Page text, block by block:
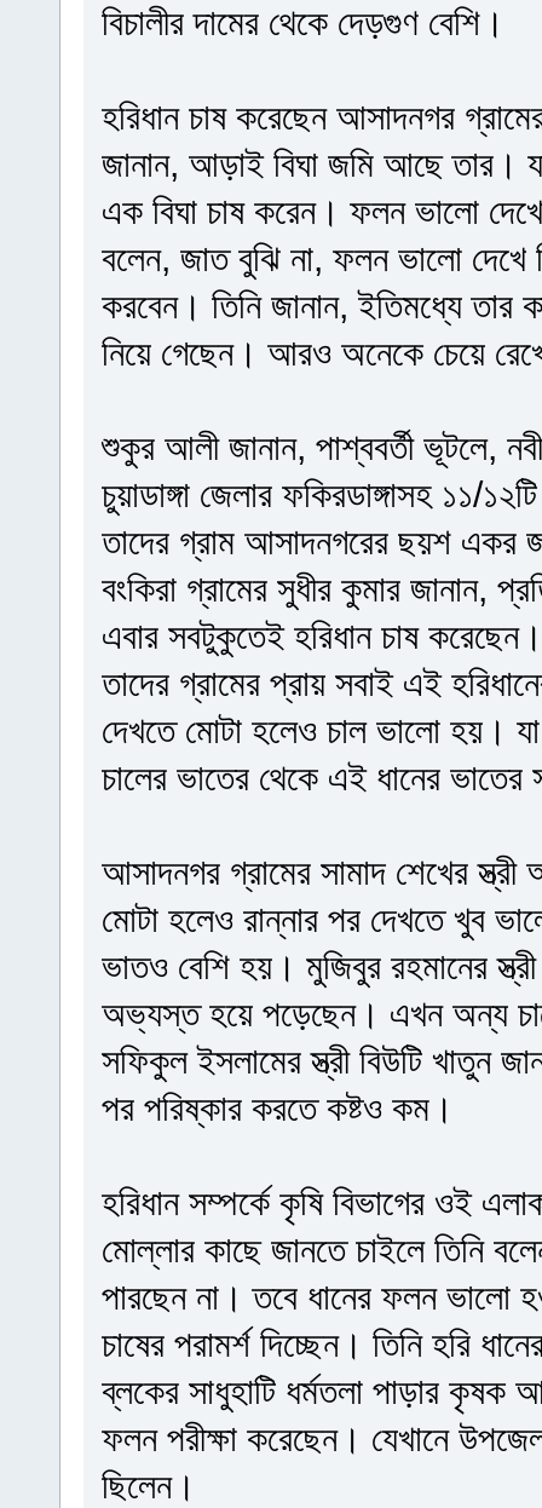
বিচালীর দামের থেকে দেড়গুণ বেশি।
হরিধান চাষ করেছেন আসাদনগর
জানান, আড়াই বিঘা জমি আছে তার।
এক বিঘা চাষ করেন। ফলন ভালো
বলেন, জাত বুঝি না, ফলন ভালো দেখে
করবেন। তিনি জানান, ইতিমধ্যে
নিয়ে গেছেন। আরও অনেকে চেয়ে
শুকুর আলী জানান, পাশ্ববর্তী ভূটলে,
চুয়াডাঙ্গা জেলার ফকিরডাঙ্গাসহ ১১/
তাদের গ্রাম আসাদনগরের ছয়শ একর
বংকিরা গ্রামের সুধীর কুমার জানান,
এবার সবটুকুতেই হরিধান চাষ
তাদের গ্রামের প্রায় সবাই এই
দেখতে মোটা হলেও চাল ভালো হয়।
চালের ভাতের থেকে এই ধানের ভাতের
আসাদনগর গ্রামের সামাদ শেখের
মোটা হলেও রান্নার পর দেখতে খুব
ভাতও বেশি হয়। মুজিবুর রহমানের
অভ্যস্ত হয়ে পড়েছেন। এখন অন্য
সফিকুল ইসলামের স্ত্রী বিউটি খাতুন
পর পরিষ্কার করতে কষ্টও কম।
হরিধান সম্পর্কে কৃষি বিভাগের ওই
মোল্লার কাছে জানতে চাইলে তিনি
পারছেন না। তবে ধানের ফলন ভালো
চাষের পরামর্শ দিচ্ছেন। তিনি হরি
ব্লকের সাধুহাটি ধর্মতলা পাড়ার কৃষক
ফলন পরীক্ষা করেছেন। যেখানে
ছিলেন।